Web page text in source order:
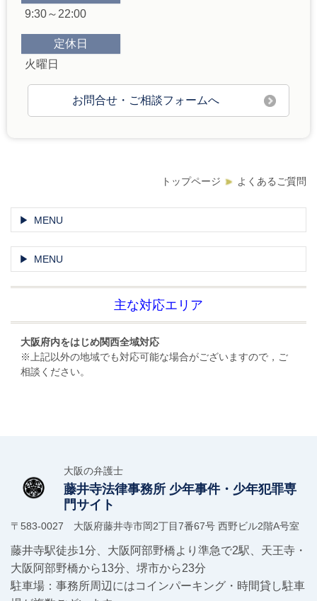
9:30～22:00
定休日
火曜日
お問合せ・ご相談フォームへ
トップページ よくあるご質問
MENU
MENU
主な対応エリア
大阪府内をはじめ関西全域対応
※上記以外の地域でも対応可能な場合がございますので，ご
相談ください。
大阪の弁護士
藤井寺法律事務所 少年事件・少年犯罪専
門サイト
〒583-0027 大阪府藤井寺市岡2丁目7番67号 西野ビル2階A号室
藤井寺駅徒歩1分、大阪阿部野橋より準急で2駅、天王寺・
大阪阿部野橋から13分、堺市から23分
駐車場：事務所周辺にはコインパーキング・時間貸し駐車